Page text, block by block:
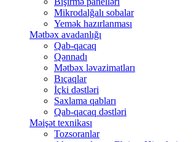
Mikrodalğalı sobalar
Yemək hazırlanması
Mətbəx avadanlığı
Qab-qacaq
Qənnadı
Mətbəx ləvazimatları
Bıçaqlar
İçki dəstləri
Saxlama qabları
Qab-qacaq dəstləri
Məişət texnikası
Tozsoranlar